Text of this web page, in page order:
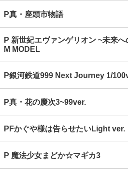
P真・座頭市物語
P 新世紀エヴァンゲリオン ~未来
M MODEL
P銀河鉄道999 Next Journey 1/
P真・花の慶次3~99ver.
PFかぐや様は告らせたいLight ver.
P 魔法少女まどか☆マギカ3